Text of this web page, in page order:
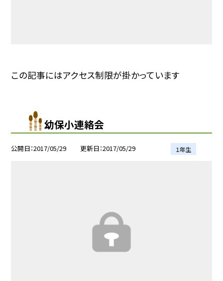
この記事にはアクセス制限が掛かっています
幼保小連絡会
公開日 2017/05/29 更新日 2017/05/29 １年生